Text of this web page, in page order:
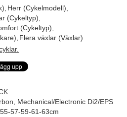
Herr (Cykelmodell)
(Cykeltyp)
(Cykeltyp)
Flera växlar (Växlar)
Mechanical/Electronic Di2/EPS
57-59-61-63cm